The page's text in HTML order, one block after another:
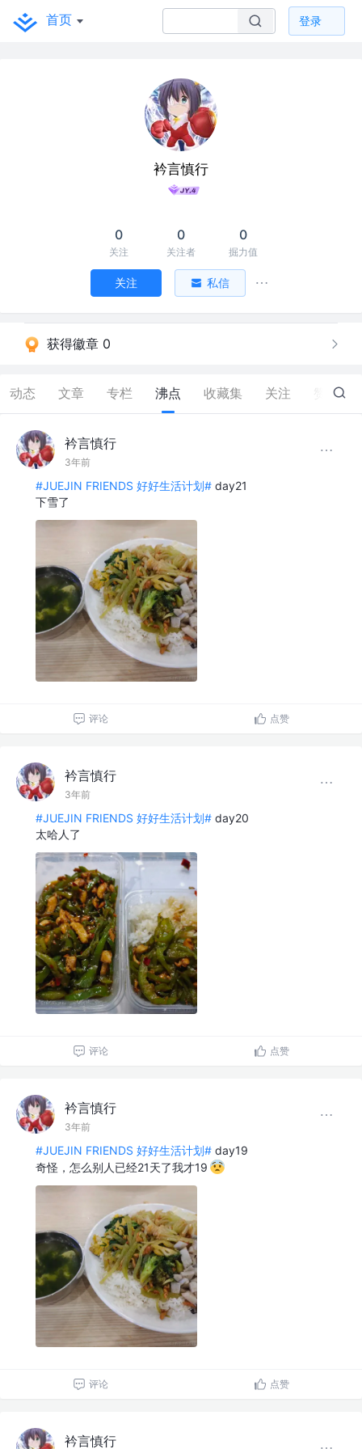
首页 登录
衿言慎行
0
关注
0
关注者
0
掘力值
关注 私信
获得徽章 0
动态 文章 专栏 沸点 收藏集 关注 1
衿言慎行
3年前
#JUEJIN FRIENDS 好好生活计划# day21
下雪了
评论 点赞
衿言慎行
3年前
#JUEJIN FRIENDS 好好生活计划# day20
太哈人了
评论 点赞
衿言慎行
3年前
#JUEJIN FRIENDS 好好生活计划# day19
奇怪，怎么别人已经21天了我才19
评论 点赞
衿言慎行